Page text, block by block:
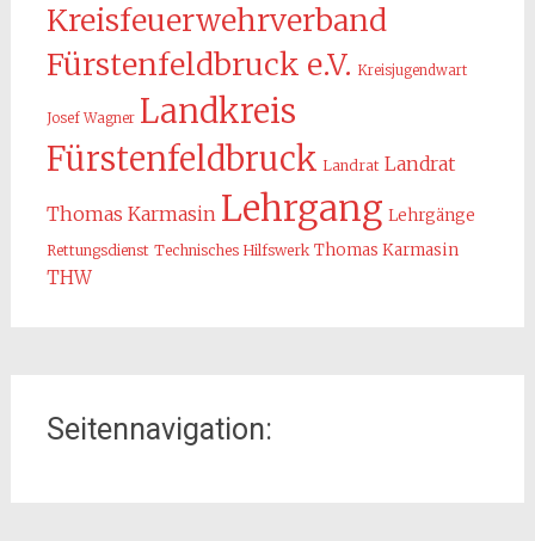
Kreisfeuerwehrverband
Fürstenfeldbruck e.V. Kreisjugendwart
Josef Wagner Landkreis
Fürstenfeldbruck Landrat Landrat
Thomas Karmasin Lehrgang Lehrgänge
Rettungsdienst Technisches Hilfswerk Thomas Karmasin
THW
Seitennavigation: